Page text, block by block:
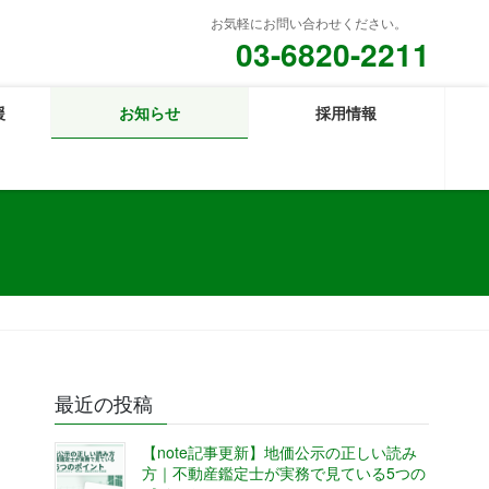
お気軽にお問い合わせください。
03-6820-2211
お知らせ 採用情報
最近の投稿
【note記事更新】地価公示の正しい読み
方｜不動産鑑定士が実務で見ている5つの